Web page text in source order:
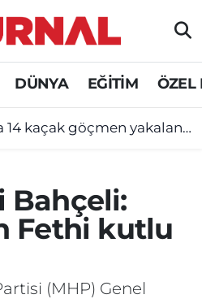
DÜNYA EĞİTİM ÖZEL
14 kaçak göçmen yakalandı
Bahçeli:
Fethi kutlu
(MHP) Genel
ve Fikstür